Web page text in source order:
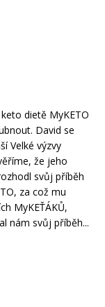
dietě MyKETO
David se
Velké výzvy
že jeho
svůj příběh
za což mu
MyKEŤÁKŮ,
nám svůj příběh...